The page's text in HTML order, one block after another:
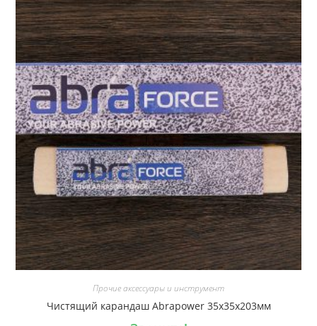
Прочие аксессуары и инструмент
Чистящий карандаш Abrapower 35х35х203мм